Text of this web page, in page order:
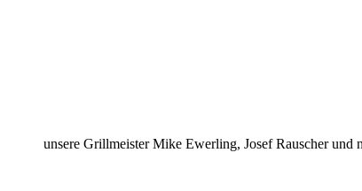
unsere Grillmeister Mike Ewerling, Josef Rauscher und